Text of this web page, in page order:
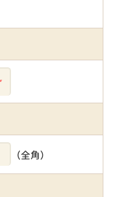
（全角）